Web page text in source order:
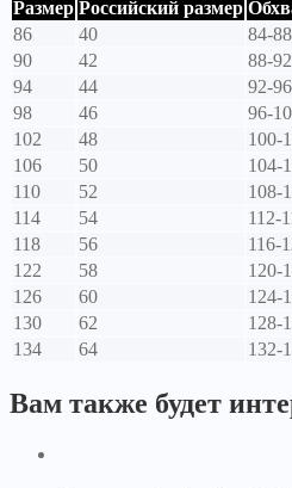
Размер Российский размер
86
40
84-88
90
42
88-92
94
44
92-96
98
46
96-
102
48
100-
106
50
104-
110
52
108-
114
54
112-
118
56
116-
122
58
120-
126
60
124-
130
62
128-
134
64 132-
Вам также будет